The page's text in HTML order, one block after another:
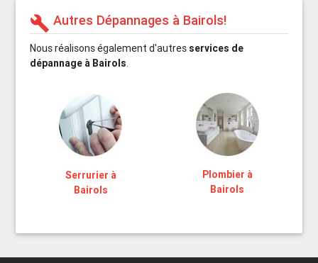
build Autres Dépannages à Bairols!
Nous réalisons également d'autres services de
dépannage à Bairols.
Serrurier à
Bairols
Plombier à
Bairols